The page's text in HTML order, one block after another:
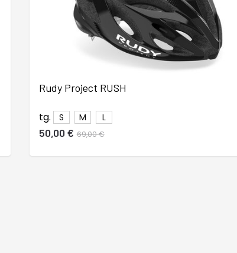
Rudy Project RUSH
tg. S M L
50,00 € 69,00 €